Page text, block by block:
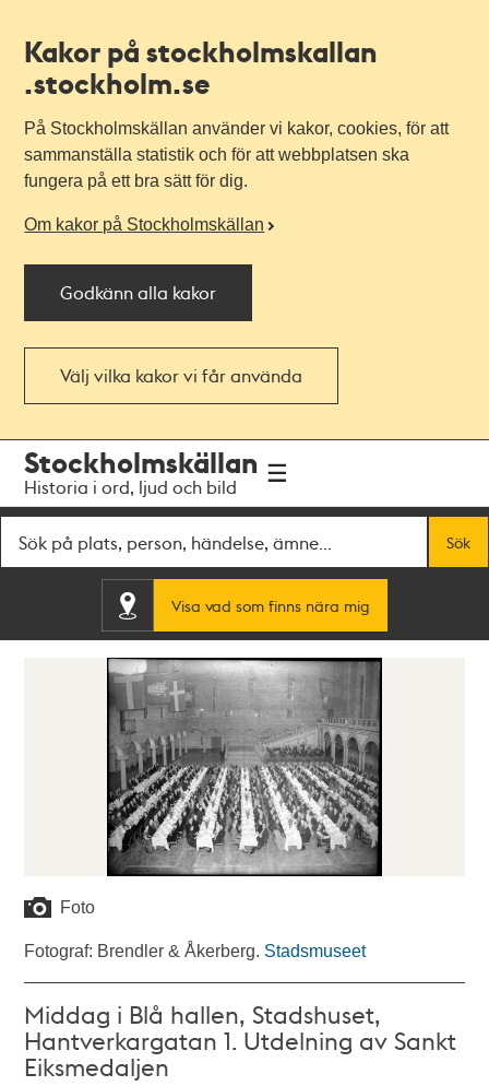
Kakor på stockholmskallan
.stockholm.se
På Stockholmskällan använder vi kakor, cookies, för att
sammanställa statistik och för att webbplatsen ska
fungera på ett bra sätt för dig.
Om kakor på Stockholmskällan
Godkänn alla kakor
Välj vilka kakor vi får använda
navigationen
huvudinnehållet
Stockholmskällan
Historia i ord, ljud och bild
Sök
Visa vad som finns nära mig
Foto
Fotograf: Brendler & Åkerberg. Stadsmuseet
Middag i Blå hallen, Stadshuset,
Hantverkargatan 1. Utdelning av Sankt
Eiksmedaljen